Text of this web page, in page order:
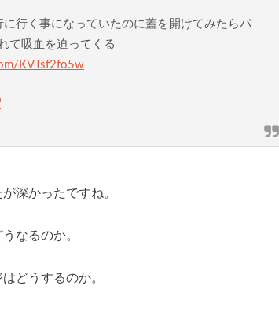
行く事になっていたのに蓋を開けてみたらパ
て吸血を迫ってくる
KVTsf2fo5w
深かったですね。
なるのか。
どうするのか。